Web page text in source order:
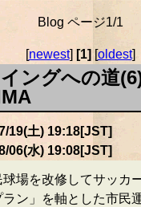
Blog ページ1/1
[newest] [1] [oldest]
ングへの道
19(土) 19:18[JST]
06(水) 19:08[JST]
球場を改修してサッカ
ラン」を軸とした市民